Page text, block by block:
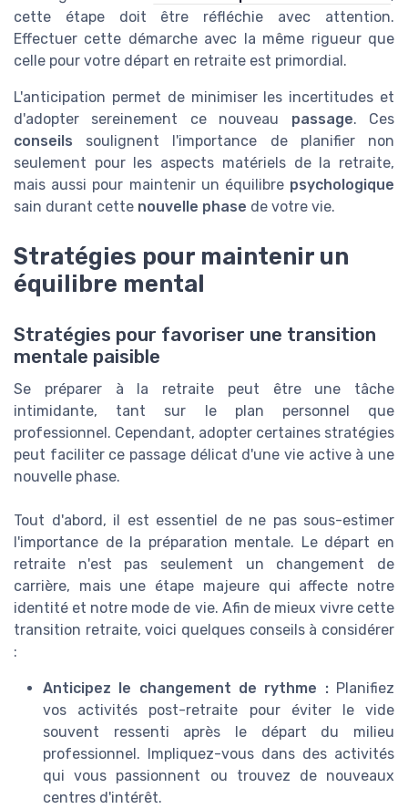
cette étape doit être réfléchie avec attention.
Effectuer cette démarche avec la même rigueur que
celle pour votre départ en retraite est primordial.
L'anticipation permet de minimiser les incertitudes et
d'adopter sereinement ce nouveau passage. Ces
conseils soulignent l'importance de planifier non
seulement pour les aspects matériels de la retraite,
mais aussi pour maintenir un équilibre psychologique
sain durant cette nouvelle phase de votre vie.
Stratégies pour maintenir un
équilibre mental
Stratégies pour favoriser une transition
mentale paisible
Se préparer à la retraite peut être une tâche
intimidante, tant sur le plan personnel que
professionnel. Cependant, adopter certaines stratégies
peut faciliter ce passage délicat d'une vie active à une
nouvelle phase.
Tout d'abord, il est essentiel de ne pas sous-estimer
l'importance de la préparation mentale. Le départ en
retraite n'est pas seulement un changement de
carrière, mais une étape majeure qui affecte notre
identité et notre mode de vie. Afin de mieux vivre cette
transition retraite, voici quelques conseils à considérer
:
Anticipez le changement de rythme :Planifiez
vos activités post-retraite pour éviter le vide
souvent ressenti après le départ du milieu
professionnel. Impliquez-vous dans des activités
qui vous passionnent ou trouvez de nouveaux
centres d'intérêt.